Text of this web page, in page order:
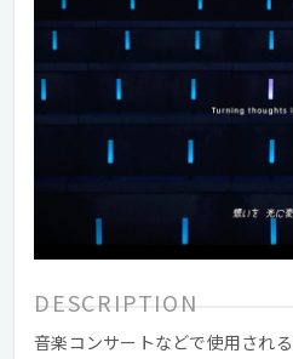
DESCRIPTION
音楽コンサートなどで使用され